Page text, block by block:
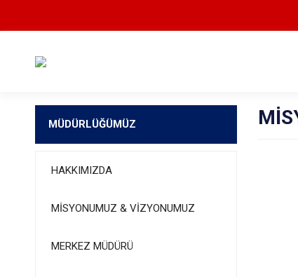
MÜDÜRLÜĞÜMÜZ
HAKKIMIZDA
MİSYONUMUZ & VİZYONUMUZ
MERKEZ MÜDÜRÜ